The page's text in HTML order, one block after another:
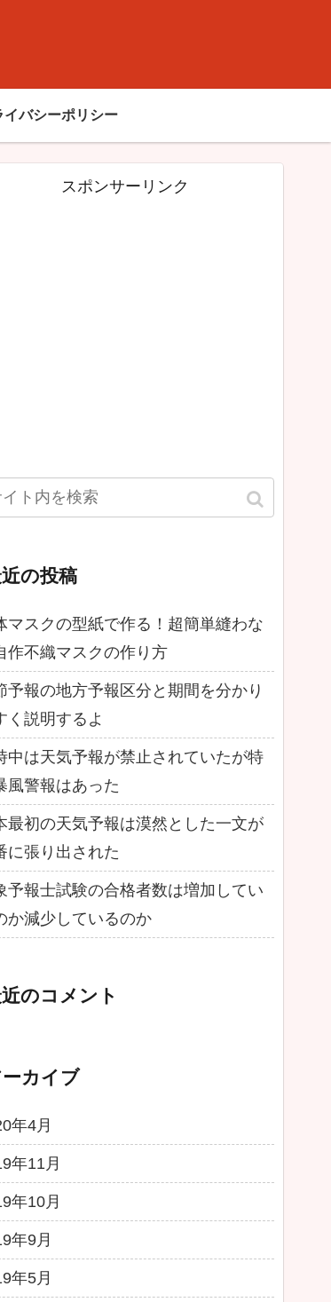
イバシーポリシー
スポンサーリンク
の投稿
マスクの型紙で作る！超簡単縫わな
作不織マスクの作り方
予報の地方予報区分と期間を分かり
く説明するよ
中は天気予報が禁止されていたが特
風警報はあった
最初の天気予報は漠然とした一文が
に張り出された
予報士試験の合格者数は増加してい
か減少しているのか
のコメント
ーカイブ
年4月
年11月
年10月
年9月
年5月